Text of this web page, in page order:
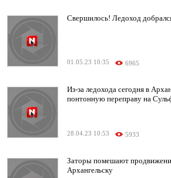
Свершилось! Ледоход
01.05.23 10:35 6965
Из-за ледохода сегодня в
понтонную переправу на
28.04.23 10:53 5933
Заторы помешают
Архангельску